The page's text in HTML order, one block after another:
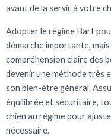
avant de la servir à votre
Adopter le régime Barf
démarche importante,
compréhension claire des
devenir une méthode très
son bien-être général.
équilibrée et sécuritaire,
chien au régime pour
nécessaire.